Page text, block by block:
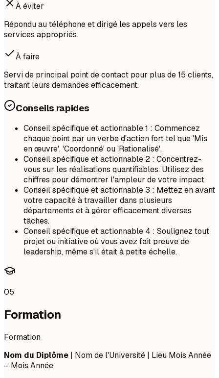
À éviter
Répondu au téléphone et dirigé les appels vers les
services appropriés.
À faire
Servi de principal point de contact pour plus de 15 clients,
traitant leurs demandes efficacement.
Conseils rapides
Conseil spécifique et actionnable 1 : Commencez
chaque point par un verbe d'action fort tel que 'Mis
en œuvre', 'Coordonné' ou 'Rationalisé'.
Conseil spécifique et actionnable 2 : Concentrez-
vous sur les réalisations quantifiables. Utilisez des
chiffres pour démontrer l'ampleur de votre impact.
Conseil spécifique et actionnable 3 : Mettez en avant
votre capacité à travailler dans plusieurs
départements et à gérer efficacement diverses
tâches.
Conseil spécifique et actionnable 4 : Soulignez tout
projet ou initiative où vous avez fait preuve de
leadership, même s'il était à petite échelle.
05
Formation
Formation
Nom du Diplôme | Nom de l'Université | Lieu Mois Année
– Mois Année